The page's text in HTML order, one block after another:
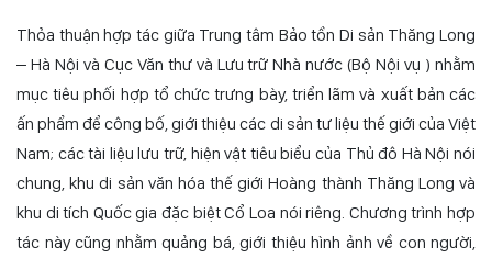
Thỏa thuận hợp tác giữa Trung tâm Bảo tồn Di sản Thăng Long
– Hà Nội và Cục Văn thư và Lưu trữ Nhà nước (Bộ Nội vụ ) nhằm
mục tiêu phối hợp tổ chức trưng bày, triển lãm và xuất bản các
ấn phẩm để công bố, giới thiệu các di sản tư liệu thế giới của Việt
Nam; các tài liệu lưu trữ, hiện vật tiêu biểu của Thủ đô Hà Nội nói
chung, khu di sản văn hóa thế giới Hoàng thành Thăng Long và
khu di tích Quốc gia đặc biệt Cổ Loa nói riêng. Chương trình hợp
tác này cũng nhằm quảng bá, giới thiệu hình ảnh về con người,